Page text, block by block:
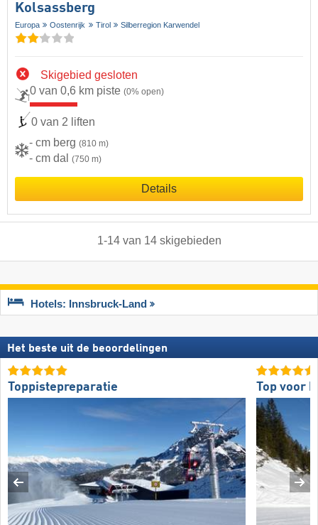
Kolsassberg
Europa Oostenrijk Tirol Silberregion Karwendel
Skigebied gesloten
0 van 0,6 km piste (0% open)
0 van 2 liften
- cm berg (810 m)
- cm dal (750 m)
Details
1-14van 14 skigebieden
Hotels: Innsbruck-Land
Het beste uit de beoordelingen
Toppistepreparatie Top voor